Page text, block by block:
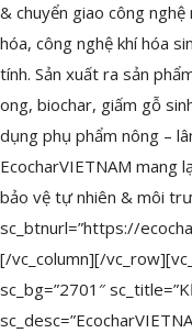
& chuyển giao công
hóa, công nghệ khí hóa
tính. Sản xuất ra sản
ong, biochar, giấm gỗ
dụng phụ phẩm nông –
EcocharVIETNAM mang
bảo vệ tự nhiên & môi
sc_btnurl=”https://
[/vc_column][/
sc_bg=”2701″